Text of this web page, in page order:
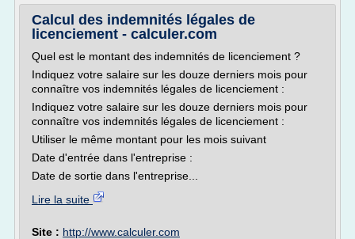
Calcul des indemnités légales de
licenciement - calculer.com
Quel est le montant des indemnités de licenciement ?
Indiquez votre salaire sur les douze derniers mois pour
connaître vos indemnités légales de licenciement :
Indiquez votre salaire sur les douze derniers mois pour
connaître vos indemnités légales de licenciement :
Utiliser le même montant pour les mois suivant
Date d'entrée dans l'entreprise :
Date de sortie dans l'entreprise...
Lire la suite
Site : http://www.calculer.com